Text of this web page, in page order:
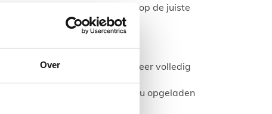
Over
u de accu goed verzorgt en op de juiste
op de volgende punten:
en laad deze dan weer volledig
van de stroom af. De accu opgeladen